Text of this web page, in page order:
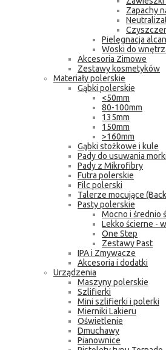
Zapachy
Pielęgnacja
Woski do
Akcesoria Zimowe
Zestawy kosmetyków
Materiały polerskie
Gąbki polerskie
<50mm
80-100mm
135mm
150mm
>160mm
Gąbki stożkowe i kule
Pady do usuwania morki
Pady z Mikrofibry
Futra polerskie
Filc polerski
Talerze mocujące
Pasty polerskie
Mocno i średnio
Lekko ścierne -
One Step
Zestawy Past
IPA i Zmywacze
Akcesoria i dodatki
Urządzenia
Maszyny polerskie
Szlifierki
Mini szlifierki i polerki
Mierniki Lakieru
Oświetlenie
Dmuchawy
Pianownice